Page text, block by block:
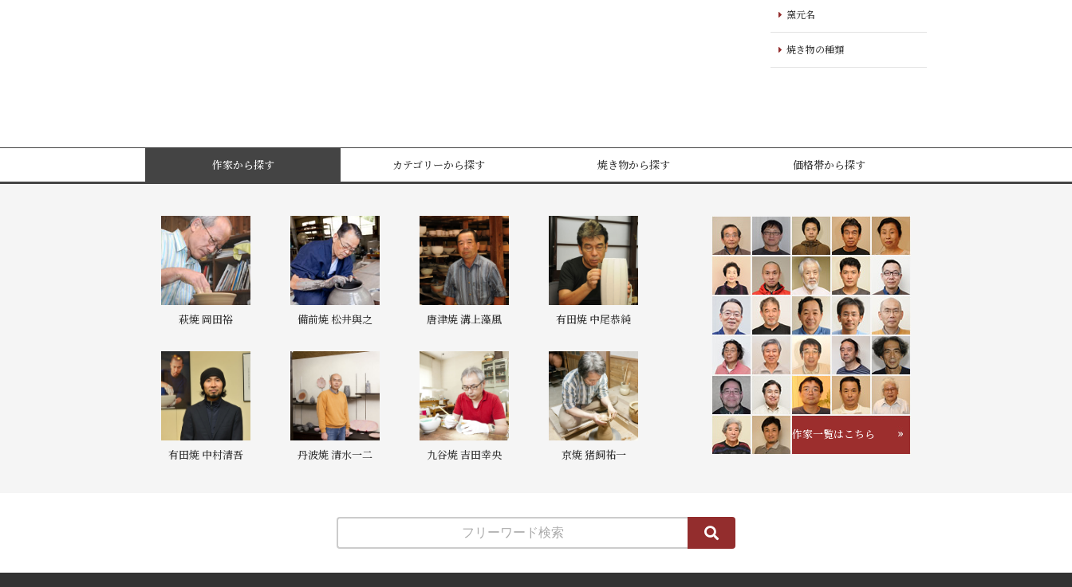
窯元名
焼き物の種類
作家から探す カテゴリーから探す 焼き物から探す 価格帯から探す
萩焼 岡田裕 備前焼 松井與之 唐津焼 溝上藻風 有田焼 中尾恭純
有田焼 中村清吾 丹波焼 清水一二 九谷焼 吉田幸央 京焼 猪飼祐一
作家一覧はこちら